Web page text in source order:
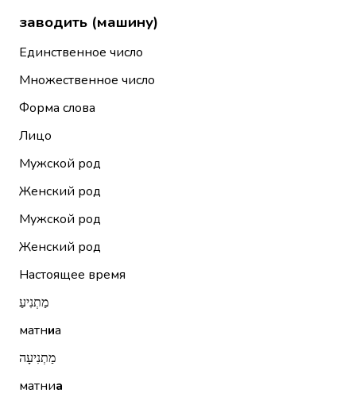
заводить (машину)
Единственное число
Множественное число
Форма слова
Лицо
Мужской род
Женский род
Мужской род
Женский род
Настоящее время
מַתְנִיעַ
матниа
מַתְנִיעָה
матниа